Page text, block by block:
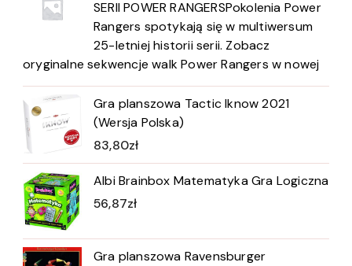
SERII POWER RANGERSPokolenia Power
Rangers spotykają się w multiwersum
25-letniej historii serii. Zobacz
oryginalne sekwencje walk Power Rangers w nowej
Gra planszowa Tactic Iknow 2021
(Wersja Polska)
83,80zł
Albi Brainbox Matematyka Gra Logiczna
56,87zł
Gra planszowa Ravensburger